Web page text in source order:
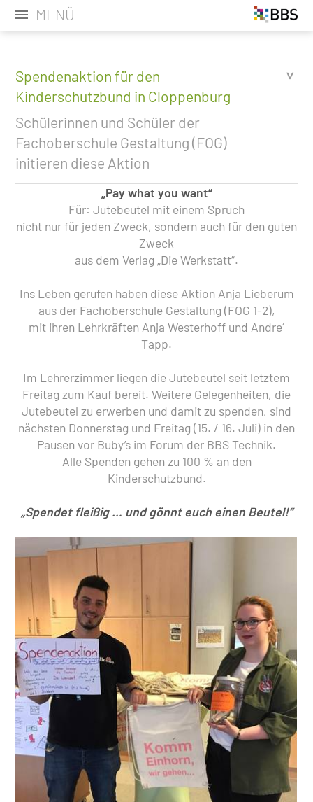
MENÜ
Spendenaktion für den
Kinderschutzbund in Cloppenburg
Schülerinnen und Schüler der
Fachoberschule Gestaltung (FOG)
initieren diese Aktion
„Pay what you want“
Für: Jutebeutel mit einem Spruch
nicht nur für jeden Zweck, sondern auch für den guten
Zweck
aus dem Verlag „Die Werkstatt“.
Ins Leben gerufen haben diese Aktion Anja Lieberum
aus der Fachoberschule Gestaltung (FOG 1-2),
mit ihren Lehrkräften Anja Westerhoff und Andre´
Tapp.
Im Lehrerzimmer liegen die Jutebeutel seit letztem
Freitag zum Kauf bereit. Weitere Gelegenheiten, die
Jutebeutel zu erwerben und damit zu spenden, sind
nächsten Donnerstag und Freitag (15. / 16. Juli) in den
Pausen vor Buby’s im Forum der BBS Technik.
Alle Spenden gehen zu 100 % an den
Kinderschutzbund.
„Spendet fleißig … und gönnt euch einen Beutel!“